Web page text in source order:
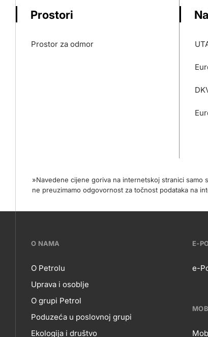
Prostori
Prostor za odmor
»Navedene cijene goriva na internetskoj stranici
ne preuzimamo odgovornost za točnost podataka na
???
petrol-
skupno.footer-
title???
O NAMA
O
O Petrolu
Uprava i osoblje
O grupi Petrol
Poduzeća u poslovnoj grupi
Ekologija i društvo
E-
e-